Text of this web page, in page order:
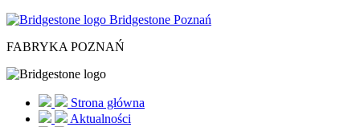
Bridgestone Poznań
FABRYKA POZNAŃ
Strona główna
Aktualności